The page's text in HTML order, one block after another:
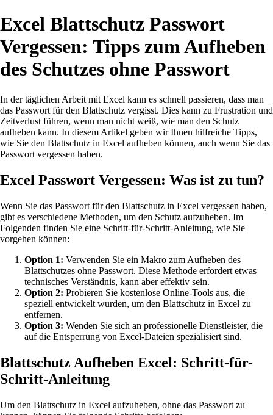
Excel Blattschutz Passwort
Vergessen: Tipps zum Aufheben
des Schutzes ohne Passwort
In der täglichen Arbeit mit Excel kann es schnell passieren, dass man
das Passwort für den Blattschutz vergisst. Dies kann zu Frustration und
Zeitverlust führen, wenn man nicht weiß, wie man den Schutz
aufheben kann. In diesem Artikel geben wir Ihnen hilfreiche Tipps,
wie Sie den Blattschutz in Excel aufheben können, auch wenn Sie das
Passwort vergessen haben.
Excel Passwort Vergessen: Was ist zu tun?
Wenn Sie das Passwort für den Blattschutz in Excel vergessen haben,
gibt es verschiedene Methoden, um den Schutz aufzuheben. Im
Folgenden finden Sie eine Schritt-für-Schritt-Anleitung, wie Sie
vorgehen können:
Option 1: Verwenden Sie ein Makro zum Aufheben des
Blattschutzes ohne Passwort. Diese Methode erfordert etwas
technisches Verständnis, kann aber effektiv sein.
Option 2: Probieren Sie kostenlose Online-Tools aus, die
speziell entwickelt wurden, um den Blattschutz in Excel zu
entfernen.
Option 3: Wenden Sie sich an professionelle Dienstleister, die
auf die Entsperrung von Excel-Dateien spezialisiert sind.
Blattschutz Aufheben Excel: Schritt-für-
Schritt-Anleitung
Um den Blattschutz in Excel aufzuheben, ohne das Passwort zu